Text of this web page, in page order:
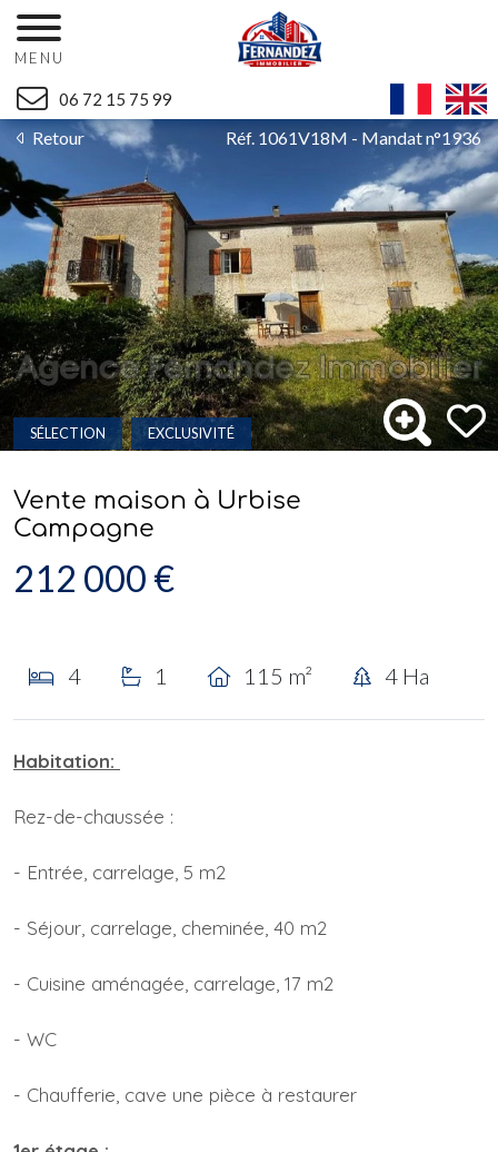
MENU
06 72 15 75 99
Retour Réf. 1061V18M - Mandat n°1936
SÉLECTION EXCLUSIVITÉ
Vente maison à Urbise
Campagne
212 000 €
4 1 115 m² 4 Ha
Habitation:
Rez-de-chaussée :
- Entrée, carrelage, 5 m2
- Séjour, carrelage, cheminée, 40 m2
- Cuisine aménagée, carrelage, 17 m2
- WC
- Chaufferie, cave une pièce à restaurer